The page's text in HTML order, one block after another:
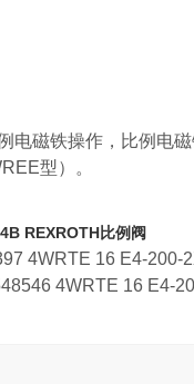
电磁铁操作，比例电
型）。
REXROTH比例阀
4WRTE 16 E4-200-
4WRTE 16 E4-